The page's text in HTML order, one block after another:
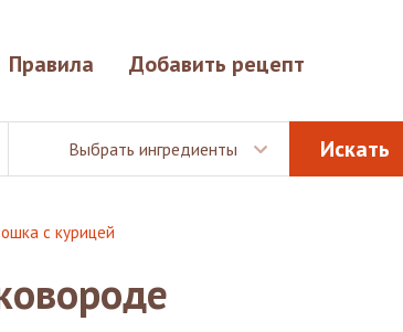
Правила Добавить рецепт
Выбрать ингредиенты
с курицей